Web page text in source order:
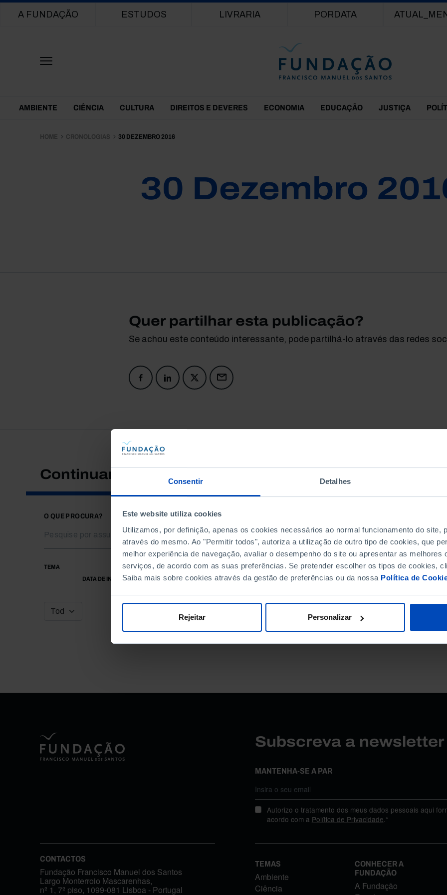
Consentir Detalhes
Este website utiliza cookies
Utilizamos, por definição, apenas os cookies necessários ao normal funcionamento do site,
através do mesmo. Ao "Permitir todos", autoriza a utilização de outro tipo de cookies, que
melhor experiência de navegação, avaliar o desempenho do site ou apresentar as melhores
serviços, de acordo com as suas preferências. Se pretender escolher os tipos de cookies,
Saiba mais sobre cookies através da gestão de preferências ou da nossa Política de
Rejeitar Personalizar
Main navigation
A FUNDAÇÃO ESTUDOS LIVRARIA PORDATA
Themes Menu
AMBIENTE CIÊNCIA CULTURA DIREITOS E DEVERES ECONOMIA EDUCAÇÃO JUSTIÇA
HOME CRONOLOGIAS 30 DEZEMBRO 2016
30 Dezembro
Quer partilhar esta publicação?
Se achou este conteúdo interessante, pode partilhá-lo através das redes
Continuar a pesquisar
O QUE PROCURA?
TEMA
DATA DE INÍCIO
DATA DE FIM
Subscreva a
MANTENHA-SE A PAR
Autorizo o tratamento dos meus dados pessoais aqui
acordo com a Política de Privacidade.*
CONTACTOS
Fundação Francisco Manuel dos Santos
Largo Monterroio Mascarenhas,
nº 1, 7º piso, 1099-081 Lisboa - Portugal
TEMAS
Ambiente
Ciência
CONHECER A
FUNDAÇÃO
A Fundação